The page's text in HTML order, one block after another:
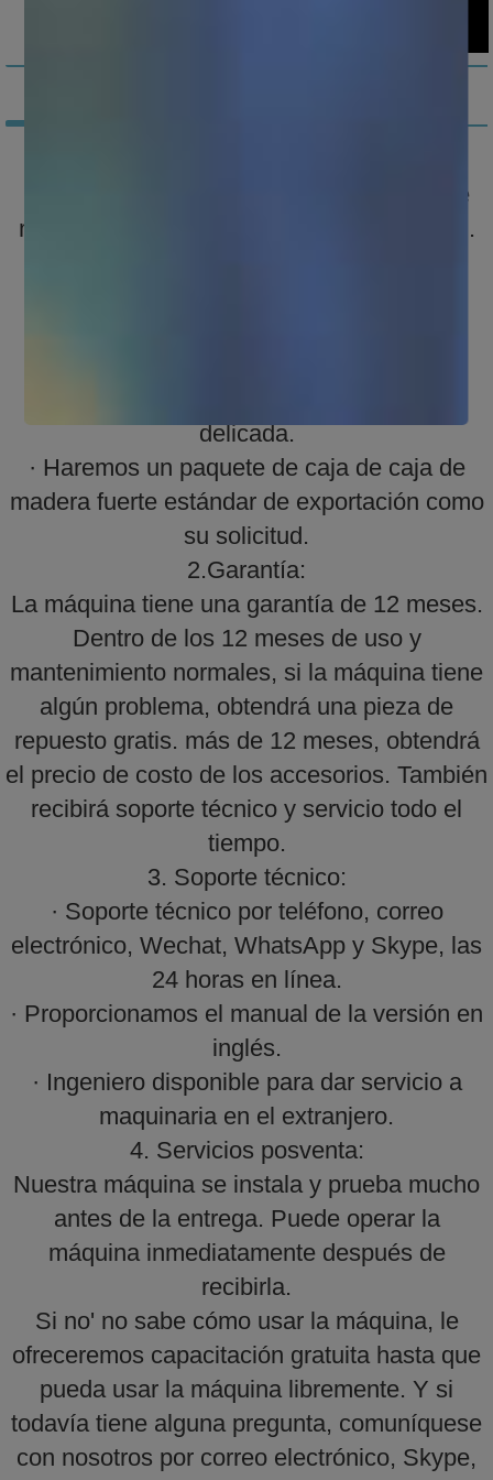
Nos ocuparemos bien de sus paquetes de
maquinaria como se muestra en la imagen.
delicada.
· Haremos un paquete de caja de caja de
madera fuerte estándar de exportación como
su solicitud.
2.Garantía:
La máquina tiene una garantía de 12 meses.
Dentro de los 12 meses de uso y
mantenimiento normales, si la máquina tiene
algún problema, obtendrá una pieza de
repuesto gratis. más de 12 meses, obtendrá
el precio de costo de los accesorios. También
recibirá soporte técnico y servicio todo el
tiempo.
3. Soporte técnico:
· Soporte técnico por teléfono, correo
electrónico, Wechat, WhatsApp y Skype, las
24 horas en línea.
· Proporcionamos el manual de la versión en
inglés.
· Ingeniero disponible para dar servicio a
maquinaria en el extranjero.
4. Servicios posventa:
Nuestra máquina se instala y prueba mucho
antes de la entrega. Puede operar la
máquina inmediatamente después de
recibirla.
Si no' no sabe cómo usar la máquina, le
ofreceremos capacitación gratuita hasta que
pueda usar la máquina libremente. Y si
todavía tiene alguna pregunta, comuníquese
con nosotros por correo electrónico, Skype,